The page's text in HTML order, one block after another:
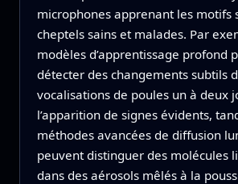
microphones apprenant les motifs
cheptels sains et malades. Par
modèles d’apprentissage profond
détecter des changements subtils
vocalisations de poules un à deux
l’apparition de signes évidents,
méthodes avancées de diffusion
peuvent distinguer des molécules
dans des aérosols mêlés à la